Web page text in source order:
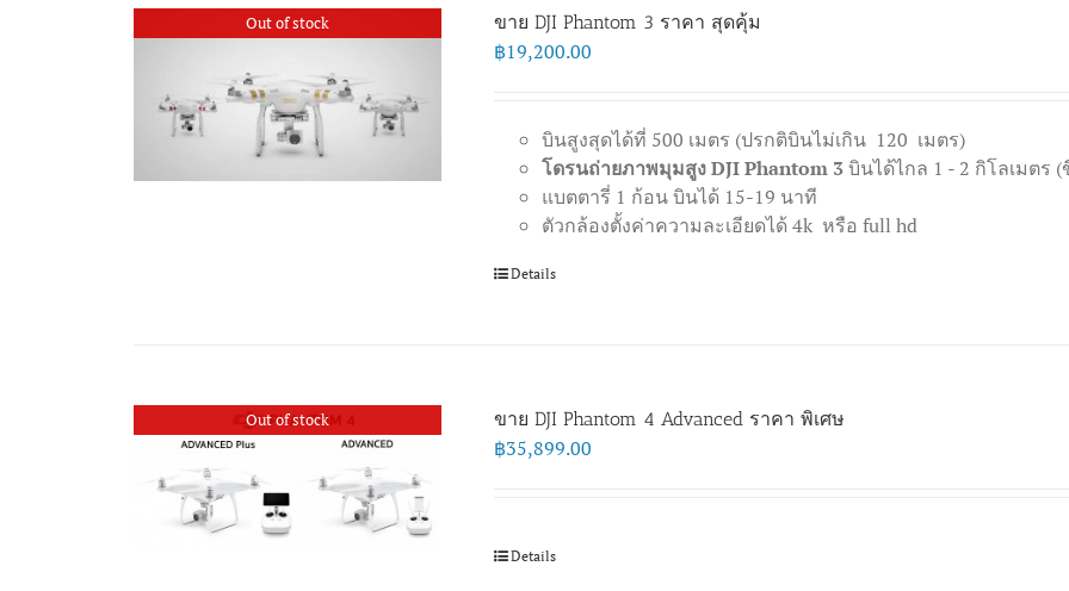
Out of stock ขาย DJI Phantom 3 ราคา สุดคุ้ม
฿19,200.00
บินสูงสุดได้ที่ 500 เมตร (ปรกติบินไม่เกิน 120 เมตร)
โดรนถ่ายภาพมุมสูง DJI Phantom 3บินได้ไกล 1 - 2 กิโลเมต
แบตตารี่ 1 ก้อน บินได้ 15-19 นาที
ตัวกล้องตั้งค่าความละเอียดได้ 4k หรือ full hd
Details
Out of stock ขาย DJI Phantom 4 Advanced ราคา พิเศษ
฿35,899.00
Details